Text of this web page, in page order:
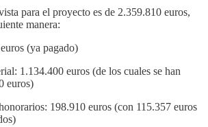
para el proyecto es de 2.359.810 euros,
manera:
(ya pagado)
1.134.400 euros (de los cuales se han
euros)
198.910 euros (con 115.357 euros